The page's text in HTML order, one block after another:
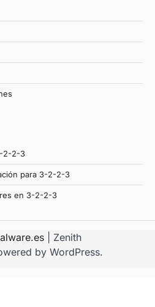
2-2-3
para 3-2-2-3
en 3-2-2-3
| Zenith
by WordPress.